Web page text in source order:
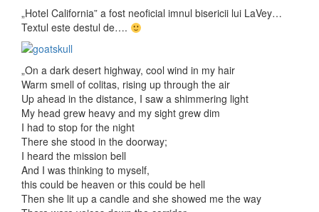
„Hotel California” a fost neoficial imnul bisericii lui LaVey…
Textul este destul de….
„On a dark desert highway, cool wind in my hair
Warm smell of colitas, rising up through the air
Up ahead in the distance, I saw a shimmering light
My head grew heavy and my sight grew dim
I had to stop for the night
There she stood in the doorway;
I heard the mission bell
And I was thinking to myself,
this could be heaven or this could be hell
Then she lit up a candle and she showed me the way